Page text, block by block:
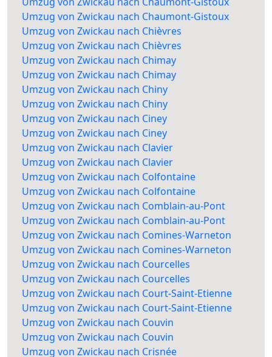
Umzug von Zwickau nach Chaumont-Gistoux
Umzug von Zwickau nach Chièvres
Umzug von Zwickau nach Chièvres
Umzug von Zwickau nach Chimay
Umzug von Zwickau nach Chimay
Umzug von Zwickau nach Chiny
Umzug von Zwickau nach Chiny
Umzug von Zwickau nach Ciney
Umzug von Zwickau nach Ciney
Umzug von Zwickau nach Clavier
Umzug von Zwickau nach Clavier
Umzug von Zwickau nach Colfontaine
Umzug von Zwickau nach Colfontaine
Umzug von Zwickau nach Comblain-au-Pont
Umzug von Zwickau nach Comblain-au-Pont
Umzug von Zwickau nach Comines-Warneton
Umzug von Zwickau nach Comines-Warneton
Umzug von Zwickau nach Courcelles
Umzug von Zwickau nach Courcelles
Umzug von Zwickau nach Court-Saint-Etienne
Umzug von Zwickau nach Court-Saint-Etienne
Umzug von Zwickau nach Couvin
Umzug von Zwickau nach Couvin
Umzug von Zwickau nach Crisnée